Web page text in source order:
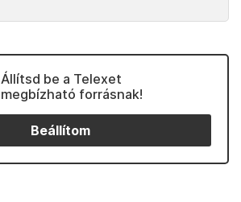
Állítsd be a Telexet
megbízható forrásnak!
Beállítom